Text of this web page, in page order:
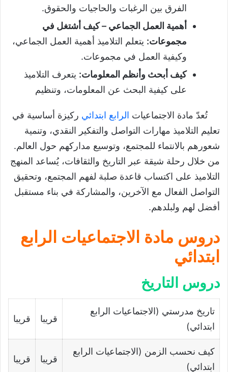
الفرق بين الرغبات والحاجيات والحقوق.
أهمية العمل الجماعي – كيف أشتغل في
مجموعات: يتعلم التلاميذ أهمية العمل الجماعي،
وكيفية العمل في مجموعات.
كيف أبحث وأنظم المعلومات: يتعرف التلاميذ
على كيفية البحث عن المعلومات، وتنظيم
تُعدّ مادة الاجتماعيات الرابع ابتدائي ركيزة أساسية في
تعليم التلاميذ مهارات التواصل والتفكير النقدي، وتنمية
شعورهم بالانتماء للمجتمع، وتوسيع مداركهم حول العالم.
من خلال رحلة شيقة عبر التاريخ والثقافات، يُساعد المنهج
التلاميذ على اكتساب قاعدة صلبة لفهم المجتمع، وتحقيق
التواصل الفعال مع الآخرين، والمشاركة في بناء مستقبل
أفضل لهم ولبلدهم.
دروس مادة الاجتماعيات الرابع
ابتدائي
دروس التاريخ
تاریخ مدرستي (الاجتماعيات الرابع
ابتدائي)
قريبا قريبا
كیف نحسب الزمن (الاجتماعيات الرابع
ابتدائي)
قريبا قريبا